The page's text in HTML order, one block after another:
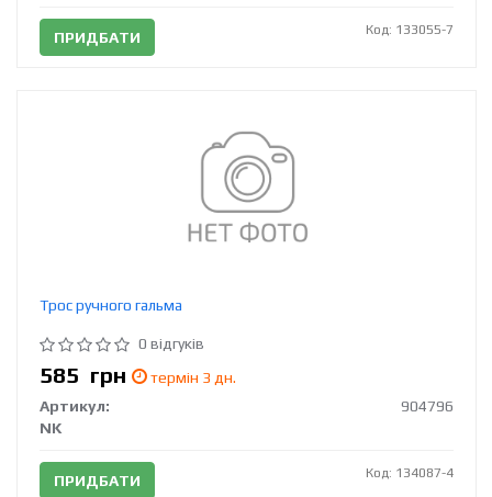
ПРИДБАТИ Код: 133055-7
Трос ручного гальма
0 відгуків
585 грн
термін 3 дн.
Артикул:
904796
NK
ПРИДБАТИ Код: 134087-4